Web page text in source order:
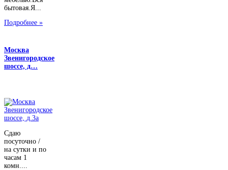
бытовая.Я...
Подробнее »
Москва
Звенигородское
шоссе, д…
Сдаю
посуточно /
на сутки и по
часам 1
комн....